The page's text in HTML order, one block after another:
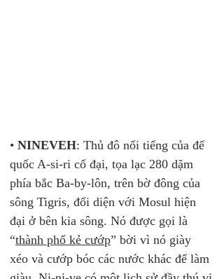
• NINEVEH: Thủ đô nổi tiếng của đế
quốc A-si-ri cổ đại, tọa lạc 280 dặm
phía bắc Ba-by-lôn, trên bờ đông của
sông Tigris, đối diện với Mosul hiện
đại ở bên kia sông. Nó được gọi là
“thành phố kẻ cướp” bời vì nó giày
xéo và cướp bóc các nước khác để làm